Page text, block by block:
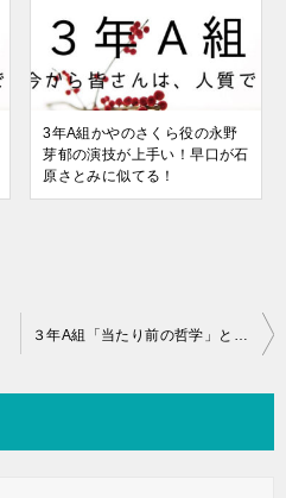
3年A組かやのさくら役の永野
芽郁の演技が上手い！早口が石
原さとみに似てる！
３年A組「当たり前の哲学」とは？菅田将暉の東京ドラマアウォード２０１９での発言を考察！